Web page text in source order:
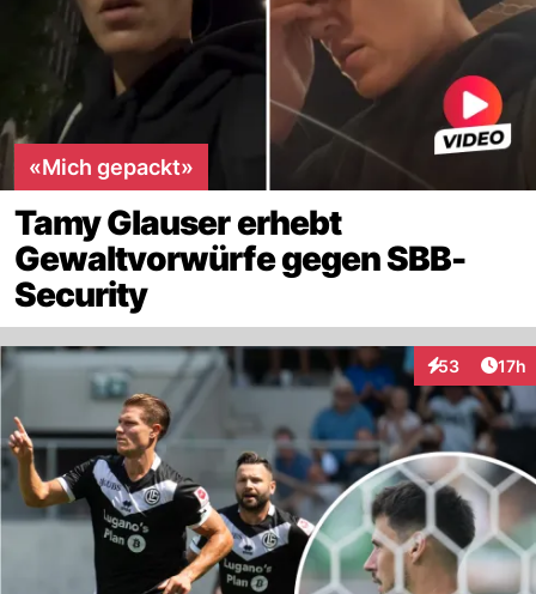
«Mich gepackt»
Tamy Glauser erhebt
Gewaltvorwürfe gegen SBB-
Security
53
Interaktionen
17h